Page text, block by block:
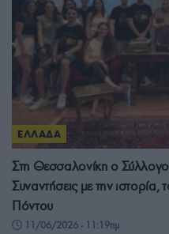
ΕΛΛΑΔΑ
Στη Θεσσαλονίκη ο
Συναντήσεις με την ιστορία,
Πόντου
11/06/2026 - 11:19πμ